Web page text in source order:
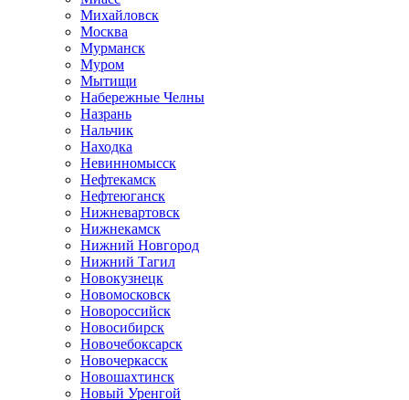
Михайловск
Москва
Мурманск
Муром
Мытищи
Набережные Челны
Назрань
Нальчик
Находка
Невинномысск
Нефтекамск
Нефтеюганск
Нижневартовск
Нижнекамск
Нижний Новгород
Нижний Тагил
Новокузнецк
Новомосковск
Новороссийск
Новосибирск
Новочебоксарск
Новочеркасск
Новошахтинск
Новый Уренгой